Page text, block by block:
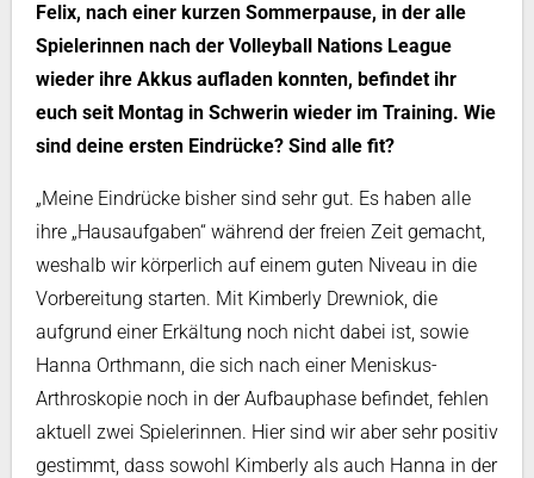
Felix, nach einer kurzen Sommerpause, in der alle
Spielerinnen nach der Volleyball Nations League
wieder ihre Akkus aufladen konnten, befindet ihr
euch seit Montag in Schwerin wieder im Training. Wie
sind deine ersten Eindrücke? Sind alle fit?
„Meine Eindrücke bisher sind sehr gut. Es haben alle
ihre „Hausaufgaben“ während der freien Zeit gemacht,
weshalb wir körperlich auf einem guten Niveau in die
Vorbereitung starten. Mit Kimberly Drewniok, die
aufgrund einer Erkältung noch nicht dabei ist, sowie
Hanna Orthmann, die sich nach einer Meniskus-
Arthroskopie noch in der Aufbauphase befindet, fehlen
aktuell zwei Spielerinnen. Hier sind wir aber sehr positiv
gestimmt, dass sowohl Kimberly als auch Hanna in der